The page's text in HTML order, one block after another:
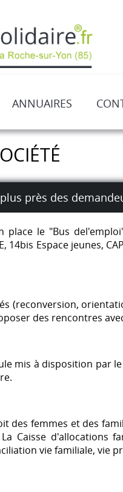
ANNUAIRES
près des
le "Bus
14bis Espace jeunes,
(reconversion,
des rencontres
mis à disposition par
des femmes et des
Caisse d'allocations
vie familiale, vie